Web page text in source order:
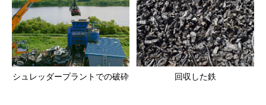
シュレッダープラントでの破砕 回収した鉄